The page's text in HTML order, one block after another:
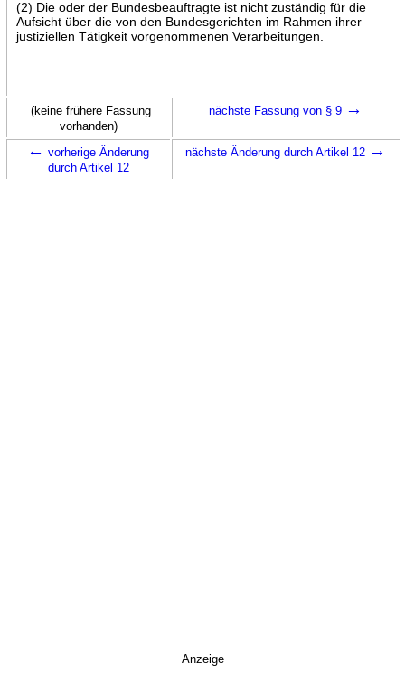
(2) Die oder der Bundesbeauftragte ist nicht zuständig für die
Aufsicht über die von den Bundesgerichten im Rahmen ihrer
justiziellen Tätigkeit vorgenommenen Verarbeitungen.
(keine frühere Fassung
vorhanden)
nächste Fassung von § 9 →
← vorherige Änderung
durch Artikel 12
nächste Änderung durch Artikel 12 →
Anzeige